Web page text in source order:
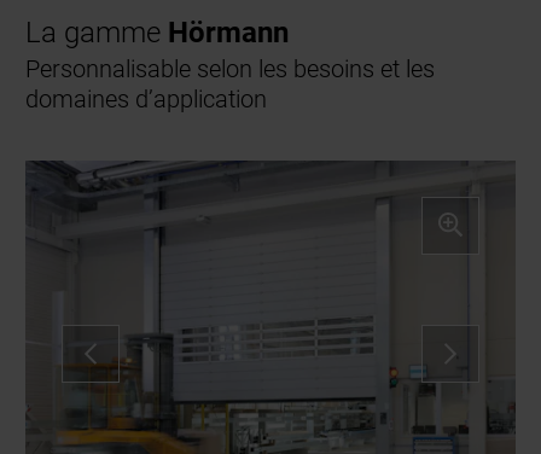
La gamme Hörmann
Personnalisable selon les besoins et les
domaines d’application